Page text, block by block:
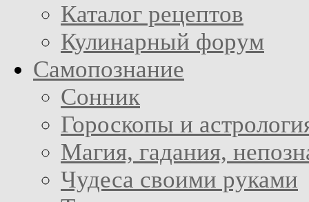
Каталог рецептов
Кулинарный форум
Самопознание
Сонник
Гороскопы и
Магия, гадания,
Чудеса своими руками